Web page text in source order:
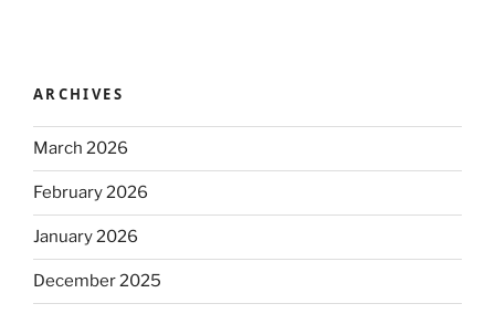
ARCHIVES
March 2026
February 2026
January 2026
December 2025